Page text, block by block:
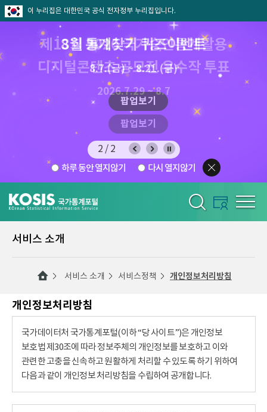
이 누리집은 대한민국 공식 전자정부 누리집입니다.
2026.7.29 ~ 8.7
8월 통계찾기 퀴즈이벤트
8.7.(금) ~ 8.21.(금)
팝업보기
2/2
하루 동안 열지않기 다시 열지않기
서비스 소개
서비스 소개 서비스정책 개인정보처리방침
개인정보처리방침
국가데이터처 국가통계포털(이하 “당 사이트”)은 개인정보
보호법 제30조에 따라 정보주체의 개인정보를 보호하고 이와
관련한 고충을 신속하고 원활하게 처리할 수 있도록 하기 위하여
다음과 같이 개인정보 처리방침을 수립하여 공개합니다.